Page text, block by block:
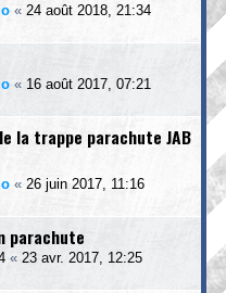
« 24 août 2018, 21:34
« 16 août 2017, 07:21
la trappe parachute JAB
« 26 juin 2017, 11:16
parachute
« 23 avr. 2017, 12:25